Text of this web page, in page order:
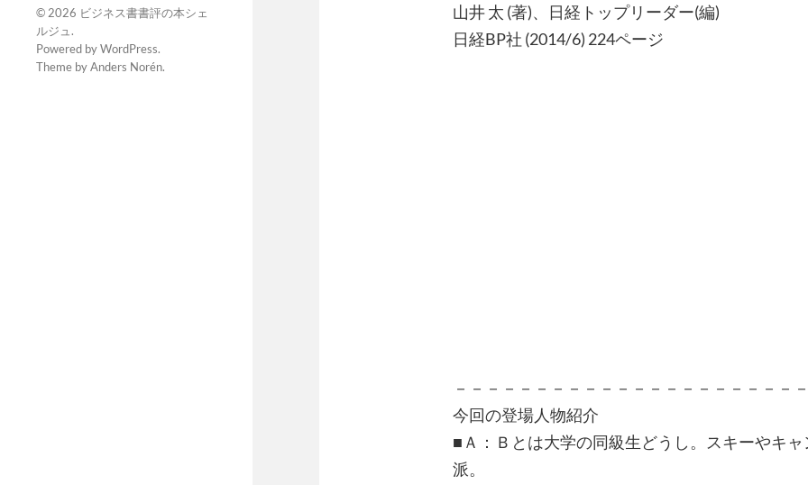
© 2026 ビジネス書書評の本シェ
ルジュ .
Powered byWordPress.
Theme byAnders Norén.
山井 太 (著)、日経トップリーダー(編)
日経BP社 (2014/6) 224ページ
－－－－－－－－－－－－－－－－－－－－－
今回の登場人物紹介
■Ａ：Ｂとは大学の同級生どうし。スキーやキ
派。